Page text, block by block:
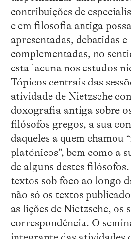
contribuições de
e em filosofia antiga
apresentadas, debatidas e
complementadas, no
esta lacuna nos estudos
Tópicos centrais das
atividade de Nietzsche
doxografia antiga sobre
filósofos gregos, a sua
daqueles a quem chamou
platónicos”, bem como a
de alguns destes
textos sob foco ao longo
não só os textos
as lições de Nietzsche, os
correspondência. O